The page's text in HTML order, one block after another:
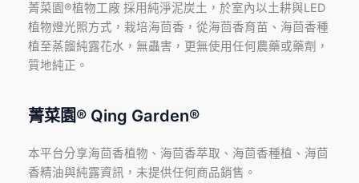
菁菜園®植物工廠 採用純淨泥炭土，於室內以土耕與LED
植物燈光照方式，栽培海茴香，從海茴香育苗、海茴香種
植至蒸餾純露花水，無蟲害，更無使用任何農藥或藥劑，
質地純正。
菁菜園® Qing Garden®
本平台分享海茴香植物、海茴香萃取、海茴香種植、海茴
香精油與純露資訊，未提供任何商品銷售。